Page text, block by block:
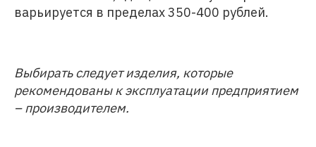
варьируется в пределах 350-400 рублей.
Выбирать следует изделия, которые
рекомендованы к эксплуатации предприятием
– производителем.